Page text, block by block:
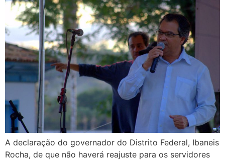
A declaração do governador do Distrito Federal, Ibaneis
Rocha, de que não haverá reajuste para os servidores